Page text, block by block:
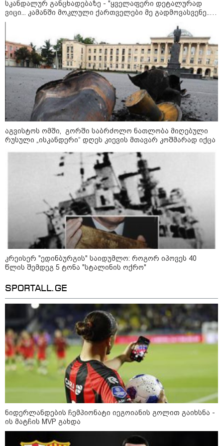
- რუსს, ყაზახს, უკრაინელს,
შვეიცარიელს, იტალიელს,
ჩამოვიდეს, დახარჯოს ფული...
არავინ შეზღუდული არაა" -
კალაძე
კატეგორიის ყველა სიახლე
„რიკოთის მსგავსი რთული
საინჟინრო ობიექტების მოვლა-
პასუხისმგებლობას მოითხოვს“-
რატომ გახდა საჭირო გზების
მოვლა-პატრონობისთვის
სახელმწიფო კომპანიის შექმნა
„რუსთაველზე მდებარე
სასტუმროები 40-50%-იან
გაუქმებებს იღებენ, საკმაოდ დიდი
ზარალისკენ წავალთ - მეგონა,
ვიღაც მოიფიქრებდა და ბიზნესს
შეხვდებოდა“
„ფასები 2-3 წელში გაორმაგდება“
- ლოკაციები თბილისის
შემოგარენში, სადაც შესაძლოა,
მიწები გაძვირდეს
სამართალი
სკანდალურ განცხადებაზე - "ყველაფერი დეტალურად
ვიცი... კამანში მოკლული ქართველები მე გადმოვასვენე...
ბარამიძე კი ტყუის"
აგვისტოს ომში, გორში საბრძოლო ნათლობა მიღებული
რუსული „ისკანდერი“ დღეს კიევის მთავარ კოშმარად იქცა
კრეისერ "ედინბურგის" საიდუმლო: როგორ იპოვეს 40
წლის შემდეგ 5 ტონა "სტალინის ოქრო"
SPORTALL.GE
ნიდერლანდების ჩემპიონატი იეგოიანის გოლით გაიხსნა -
ის მატჩის MVP გახდა